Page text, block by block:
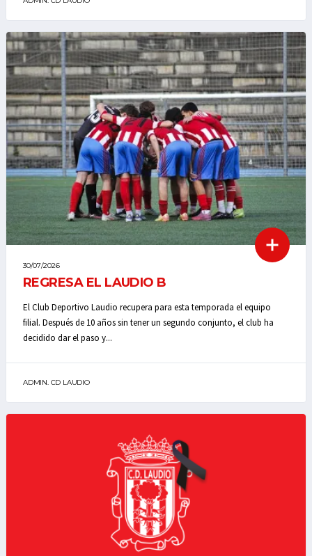
30/07/2026
REGRESA EL LAUDIO B
El Club Deportivo Laudio recupera para esta temporada el equipo
filial. Después de 10 años sin tener un segundo conjunto, el club ha
decidido dar el paso y...
ADMIN. CD LAUDIO